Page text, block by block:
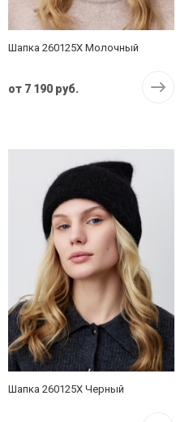
Шапка 260125X Молочный
от 7 190 руб.
Шапка 260125X Черный